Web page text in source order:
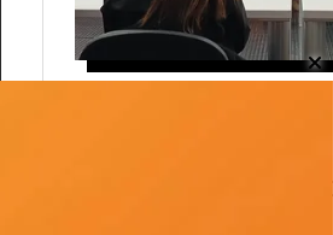
(AUDIO) Junto
Viedma busca
como sede